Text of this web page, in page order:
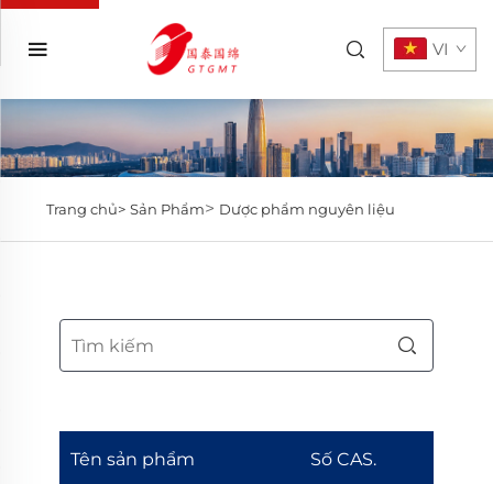
VI
Trang chủ> Sản Phẩm> Dược phẩm nguyên liệu
Tên sản phẩm
Số CAS.